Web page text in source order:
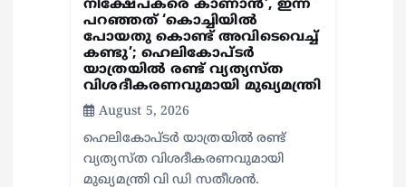
നിക്ഷേപകരെ കാണാൻ’, ഇന്ന്
പറഞ്ഞത് ‘കൊച്ചിയിൽ
പോയതു കൊണ്ട് അവിടെവെച്ച്
കണ്ടു’; ഹെലികോപ്ടർ
യാത്രയിൽ രണ്ട് വ്യത്യസ്ത
വിശദീകരണവുമായി മുഖ്യമന്ത്രി
August 5, 2026
ഹെലികോപ്ടർ യാത്രയിൽ രണ്ട്
വ്യത്യസ്ത വിശദീകരണവുമായി
മുഖ്യമന്ത്രി വി ഡി സതീശൻ.